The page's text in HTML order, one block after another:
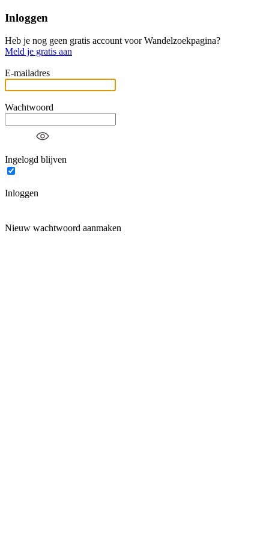
Inloggen
Heb je nog geen gratis account voor Wandelzoekpagina?
Meld je gratis aan
E-mailadres
Wachtwoord
Ingelogd blijven
Inloggen
Nieuw wachtwoord aanmaken